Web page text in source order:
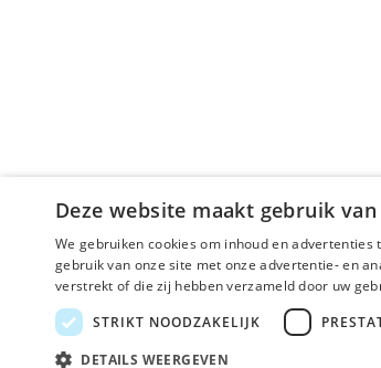
© 2026 - Powered byLightspeed -
Deze website maakt gebruik
We gebruiken cookies om inhoud en
gebruik van onze site met onze advertentie- en
verstrekt of die zij hebben verzameld door uw
STRIKT NOODZAKELIJK
DETAILS WEERGEVEN